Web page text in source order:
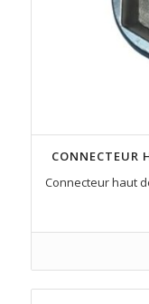
CONNECTEUR
Connecteur haut